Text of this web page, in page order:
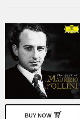
BUY NOW